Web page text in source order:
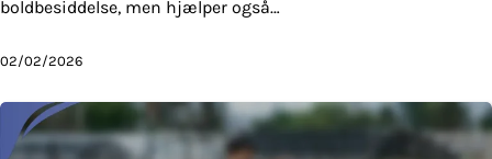
boldbesiddelse, men hjælper også…
02/02/2026